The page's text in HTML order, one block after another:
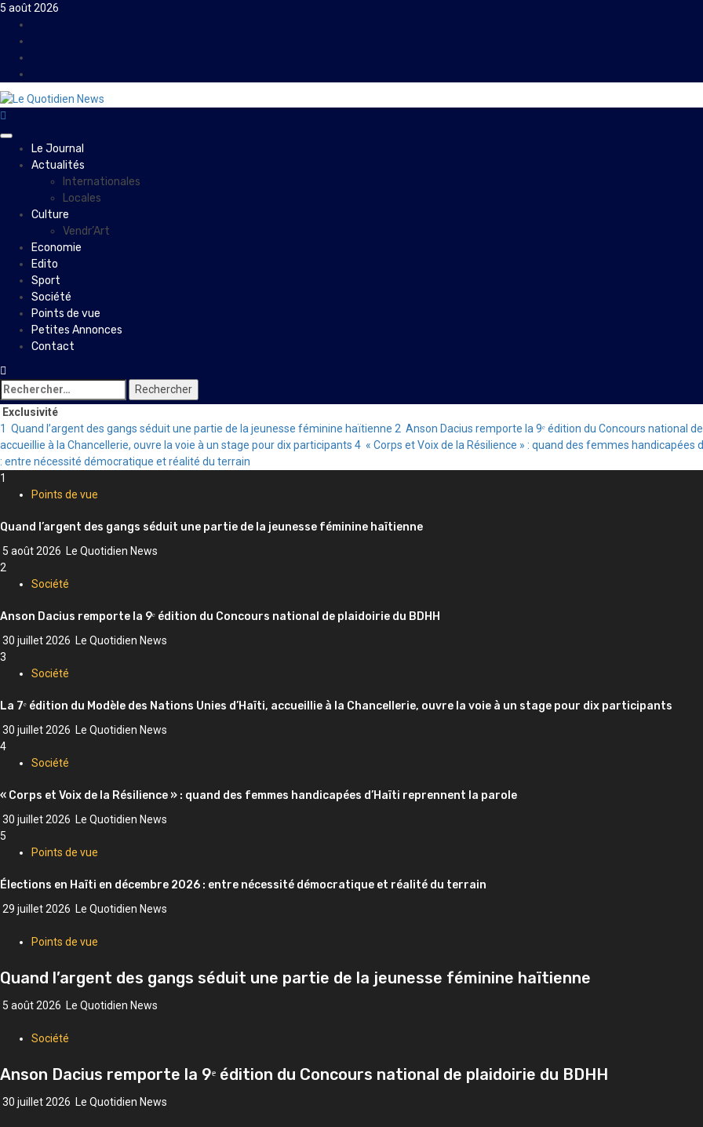
Skip
content
5 août 2026
PrimaryLe Journal
Actualités
Internationales
Locales
Culture
Vendr’Art
Economie
Edito
Sport
Société
Points de vue
Petites Annonces
Contact
Rechercher :
Exclusivité
1 Quand l’argent des gangs séduit une partie de la jeunesse féminine haïtienne 2 Anson Dacius remporte la 9ᵉ édition du Concours national
accueillie à la Chancellerie, ouvre la voie à un stage pour dix participants 4 « Corps et Voix de la Résilience » : quand des femmes handicapées
: entre nécessité démocratique et réalité du terrain
1
Points de vue
Quand l’argent des gangs séduit une partie de la jeunesse féminine haïtienne
5 août 2026 Le Quotidien News
2
Société
Anson Dacius remporte la 9ᵉ édition du Concours national de plaidoirie du BDHH
30 juillet 2026 Le Quotidien News
3
Société
La 7ᵉ édition du Modèle des Nations Unies d’Haïti, accueillie à la Chancellerie, ouvre la voie à un stage pour dix participants
30 juillet 2026 Le Quotidien News
4
Société
« Corps et Voix de la Résilience » : quand des femmes handicapées d’Haïti reprennent la parole
30 juillet 2026 Le Quotidien News
5
Points de vue
Élections en Haïti en décembre 2026 : entre nécessité démocratique et réalité du terrain
29 juillet 2026 Le Quotidien News
Points de vue
Quand l’argent des gangs séduit une partie de la jeunesse féminine haïtienne
5 août 2026 Le Quotidien News
Société
Anson Dacius remporte la 9ᵉ édition du Concours national de plaidoirie du BDHH
30 juillet 2026 Le Quotidien News